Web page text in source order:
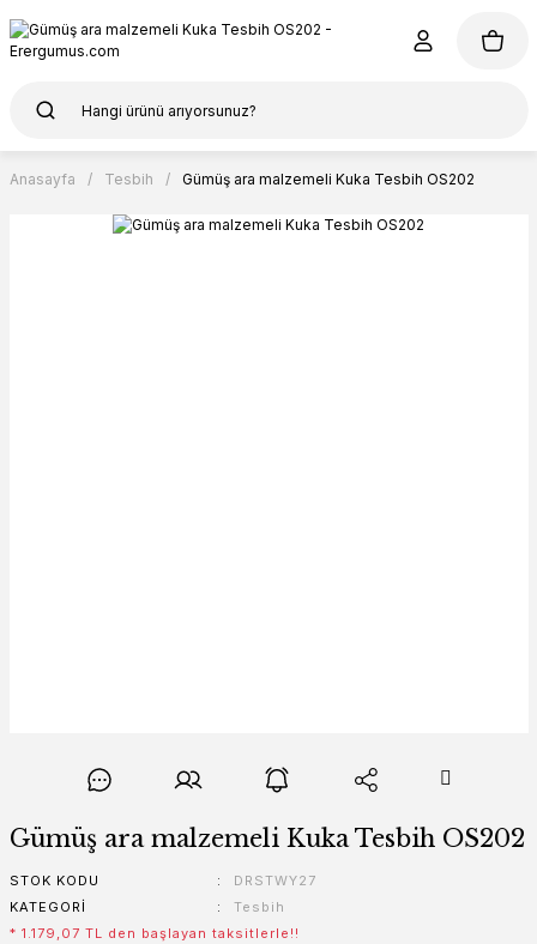
Anasayfa Tesbih Gümüş ara malzemeli Kuka Tesbih OS202
Gümüş ara malzemeli Kuka Tesbih OS202
STOK KODU
DRSTWY27
KATEGORI
Tesbih
* 1.179,07 TL den başlayan taksitlerle!!